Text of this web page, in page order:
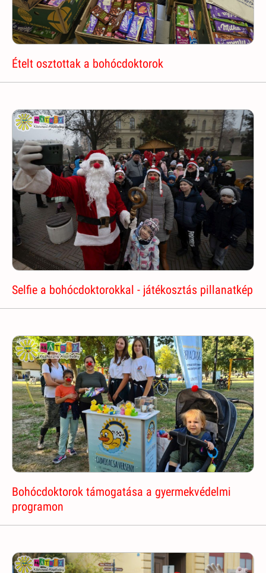
Ételt osztottak a bohócdoktorok
Selfie a bohócdoktorokkal - játékosztás pillanatkép
Bohócdoktorok támogatása a gyermekvédelmi
programon